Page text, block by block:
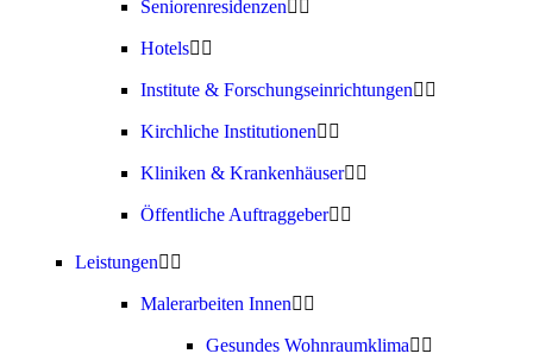
Seniorenresidenzen
Hotels
Institute & Forschungseinrichtungen
Kirchliche Institutionen
Kliniken & Krankenhäuser
Öffentliche Auftraggeber
Leistungen
Malerarbeiten Innen
Gesundes Wohnraumklima